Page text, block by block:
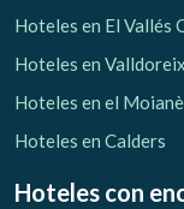
Hoteles en El Vallés
Hoteles en Valldoreix
Hoteles en el
Hoteles en Calders
Hoteles con